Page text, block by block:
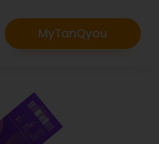
MyTanQyou